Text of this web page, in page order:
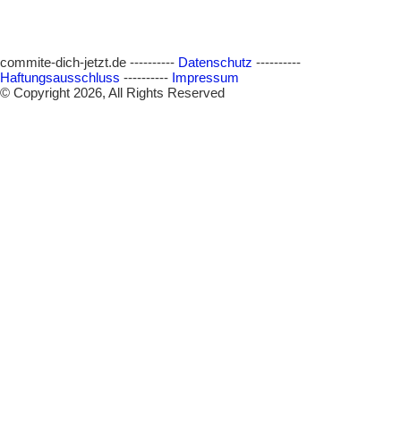
commite-dich-jetzt.de ---------- Datenschutz ----------
Haftungsausschluss ---------- Impressum
© Copyright 2026, All Rights Reserved